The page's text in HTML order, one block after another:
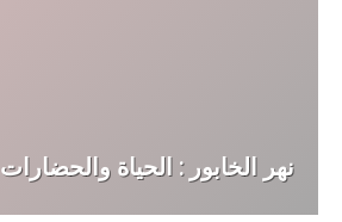
نهر الخابور : الحياة والحضارات